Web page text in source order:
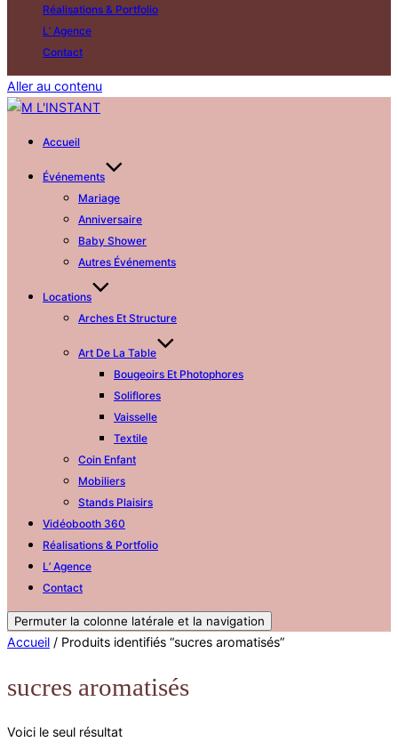
Réalisations & Portfolio
L’ Agence
Contact
Aller au contenu
Accueil
Événements
Mariage
Anniversaire
Baby Shower
Autres Événements
Locations
Arches Et Structure
Art De La Table
Bougeoirs Et Photophores
Soliflores
Vaisselle
Textile
Coin Enfant
Mobiliers
Stands Plaisirs
Vidéobooth 360
Réalisations & Portfolio
L’ Agence
Contact
Permuter la colonne latérale et la navigation
Accueil / Produits identifiés “sucres aromatisés”
sucres aromatisés
Voici le seul résultat